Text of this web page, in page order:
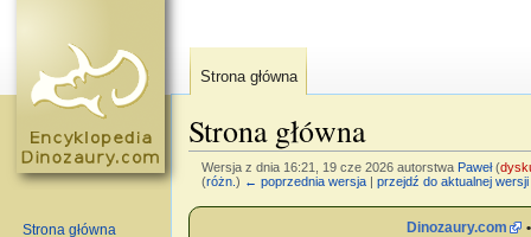
Strona główna
Wersja z dnia 16:21, 19 cze 2026 autorstwa Paweł (
(różn. ) ← poprzednia wersja| przejdź do aktualnej wersji
Dinozaury.com
Strona główna
Strona główna